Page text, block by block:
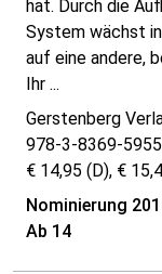
hat. Durch die
System wächst
auf eine andere,
Ihr ...
Gerstenberg
978-3-8369-
€ 14,95 (D), €
Nominierung
Ab 14